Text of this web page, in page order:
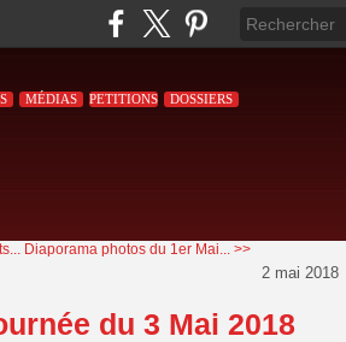
MÉDIAS PETITIONS DOSSIERS
Diaporama photos du 1er Mai... >>
2 mai 2018
du 3 Mai 2018